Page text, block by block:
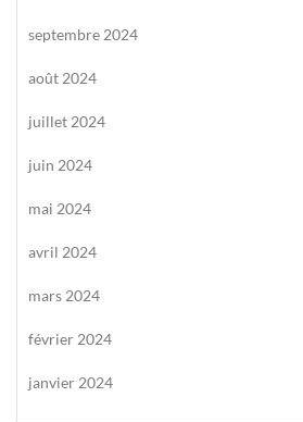
septembre 2024
août 2024
juillet 2024
juin 2024
mai 2024
avril 2024
mars 2024
février 2024
janvier 2024